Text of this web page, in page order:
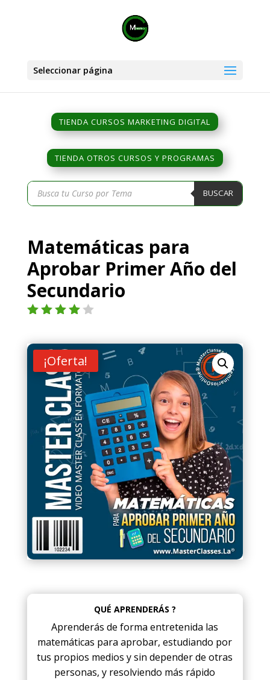
Seleccionar página
TIENDA CURSOS MARKETING DIGITAL
TIENDA OTROS CURSOS Y PROGRAMAS
Búsqueda
de
productos
BUSCAR
Matemáticas para
Aprobar Primer Año del
Secundario
4.00de
5 en
base a
valoraci
ón de
cliente
¡Oferta!
QUÉ APRENDERÁS ?
Aprenderás de forma entretenida las
matemáticas para aprobar, estudiando por
tus propios medios y sin depender de otras
personas, y resolviendo más rápido